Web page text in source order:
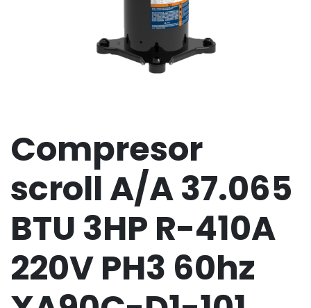
Compresor
scroll A/A 37.065
BTU 3HP R-410A
220V PH3 60hz